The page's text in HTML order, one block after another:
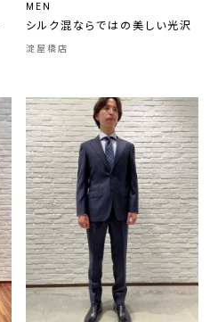
MEN
シルク混ならではの美しい光沢
淀屋橋店